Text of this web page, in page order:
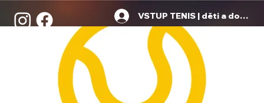
VSTUP TENIS | děti a dospělí